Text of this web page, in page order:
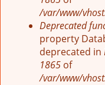
/var/www/
Deprecated
property
deprecated in
1865 of
/var/www/